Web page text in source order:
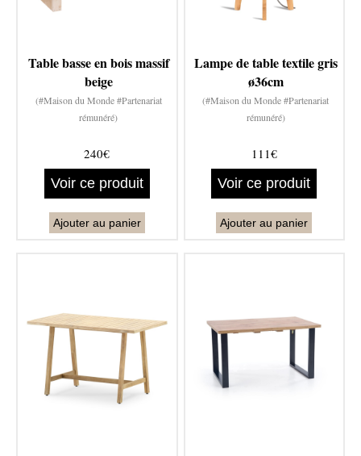
Table basse en bois massif
beige
(#Maison du Monde #Partenariat
rémunéré)
240€
Voir ce produit
Ajouter au panier
Lampe de table textile gris
ø36cm
(#Maison du Monde #Partenariat
rémunéré)
111€
Voir ce produit
Ajouter au panier